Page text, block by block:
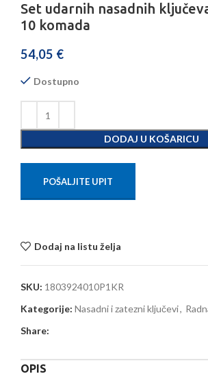
Set udarnih nasadnih
10 komada
54,05 €
Dostupno
DODAJ U KOŠARICU
POŠALJITE UPIT
Dodaj na listu želja
SKU: 1803924010P1KR
Kategorije: Nasadni i zatezni ključevi,
Share:
OPIS